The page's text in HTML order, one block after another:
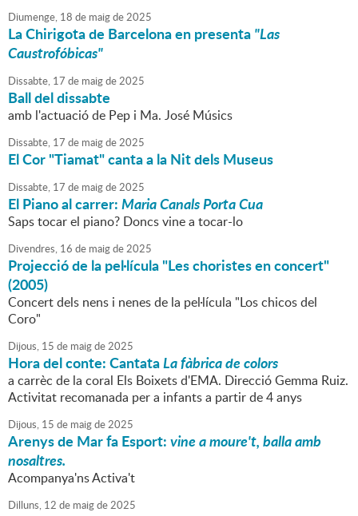
Diumenge, 18 de maigde2025
La Chirigota de Barcelona en presenta"Las
Caustrofóbicas"
Dissabte, 17 de maigde2025
Ball del dissabte
amb l'actuació de Pep i Ma. José Músics
Dissabte, 17 de maigde2025
El Cor "Tiamat" canta a la Nit dels Museus
Dissabte, 17 de maigde2025
El Piano al carrer:Maria Canals Porta Cua
Saps tocar el piano? Doncs vine a tocar-lo
Divendres, 16 de maigde2025
Projecció de la pel·lícula "Les choristes en concert"
(2005)
Concert dels nens i nenes de la pel·lícula "Los chicos del
Coro"
Dijous, 15 de maigde2025
Hora del conte: CantataLa fàbrica de colors
a carrèc de la coral Els Boixets d'EMA. Direcció Gemma Ruiz.
Activitat recomanada per a infants a partir de 4 anys
Dijous, 15 de maigde2025
Arenys de Mar fa Esport:vine a moure't, balla amb
nosaltres.
Acompanya'ns Activa't
Dilluns, 12 de maigde2025